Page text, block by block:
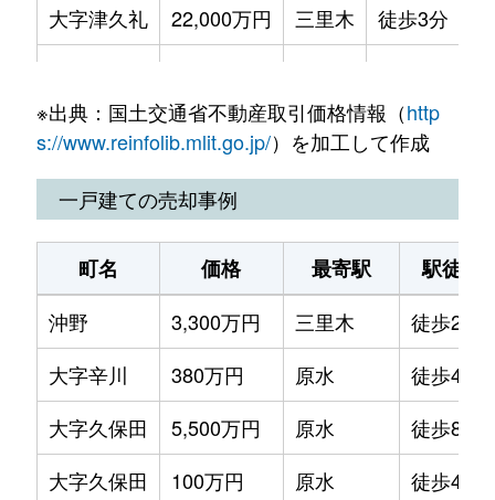
大字津久礼
22,000万円 三里木
徒歩3分
大字津久礼
70,000万円 光の森
徒歩3分
大字馬場楠
450万円 原水
徒歩45分
大字馬場楠
760万円 原水
徒歩45分
大字原水
2,000万円 原水
徒歩16分
大字原水
1,700万円 原水
徒歩16分
大字原水
1,700万円 原水
徒歩16分
大字原水
490万円 原水
徒歩3分
※出典：国土交通省不動産取引価格情報（http
s://www.reinfolib.mlit.go.jp/）を加工して作成
一戸建ての売却事例
町名 価格 最寄駅
駅徒歩
沖野
3,300万円 三里木
徒歩26分
大字辛川
380万円 原水
徒歩45分
大字久保田
5,500万円 原水
徒歩8分
大字久保田
100万円 原水 徒歩45分